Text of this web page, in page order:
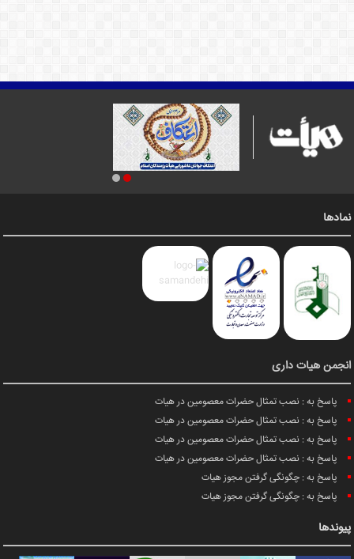
نمادها
انجمن هیات داری
پاسخ به : نصب تمثال حضرات معصومین در هیات
پاسخ به : نصب تمثال حضرات معصومین در هیات
پاسخ به : نصب تمثال حضرات معصومین در هیات
پاسخ به : نصب تمثال حضرات معصومین در هیات
پاسخ به : چگونگی گرفتن مجوز هیات
پاسخ به : چگونگی گرفتن مجوز هیات
پیوندها